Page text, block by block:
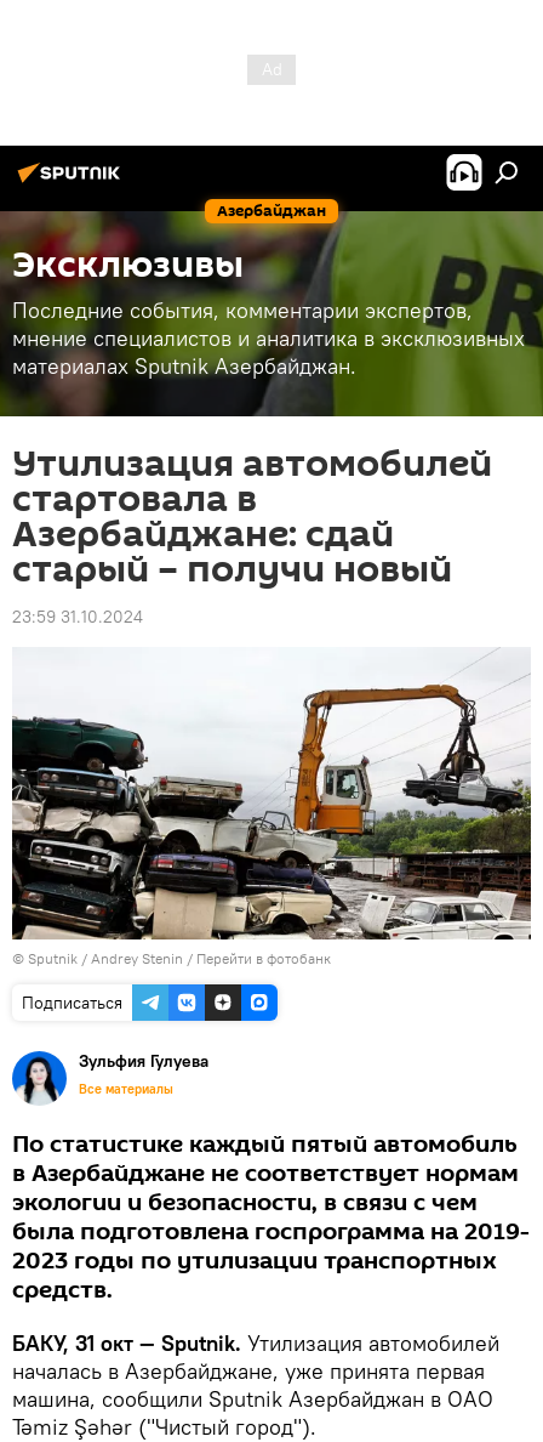
Азербайджан
Эксклюзивы
Последние события, комментарии экспертов,
мнение специалистов и аналитика в эксклюзивных
материалах Sputnik Азербайджан.
Утилизация автомобилей
стартовала в
Азербайджане: сдай
старый – получи новый
23:59 31.10.2024
© Sputnik / Andrey Stenin / Перейти в фотобанк
Подписаться
Зульфия Гулуева
Все материалы
По статистике каждый пятый автомобиль
в Азербайджане не соответствует нормам
экологии и безопасности, в связи с чем
была подготовлена госпрограмма на 2019-
2023 годы по утилизации транспортных
средств.
БАКУ, 31 окт — Sputnik. Утилизация автомобилей
началась в Азербайджане, уже принята первая
машина, сообщили Sputnik Азербайджан в ОАО
Təmiz Şəhər ("Чистый город").